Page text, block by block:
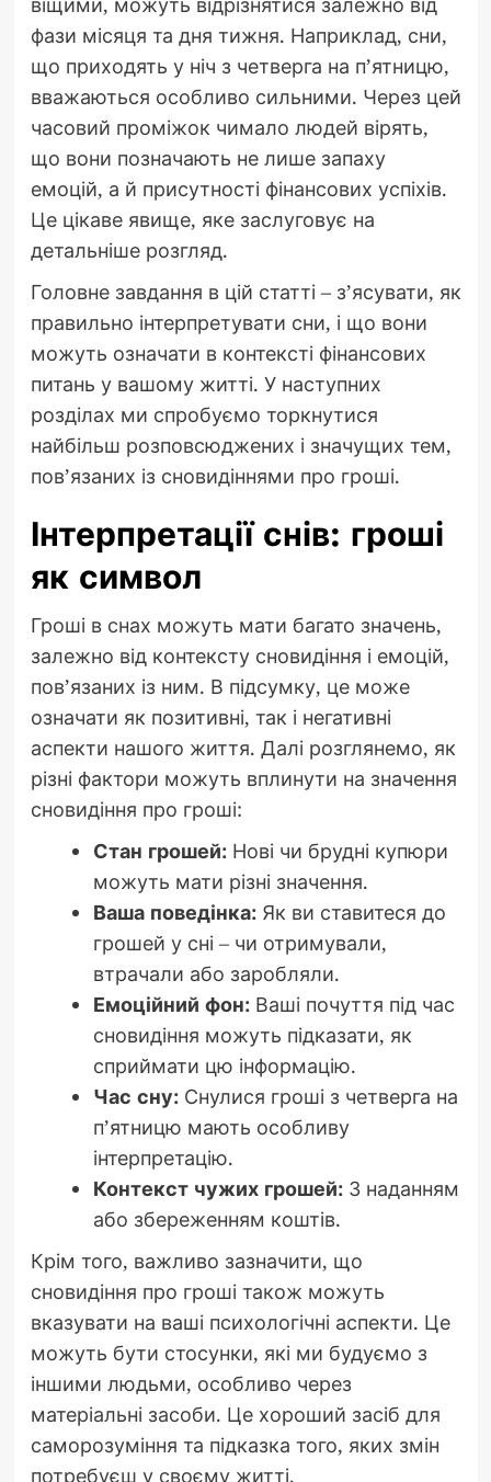
фази місяця та дня тижня. Наприклад, сни,
що приходять у ніч з четверга на п’ятницю,
вважаються особливо сильними. Через цей
часовий проміжок чимало людей вірять,
що вони позначають не лише запаху
емоцій, а й присутності фінансових успіхів.
Це цікаве явище, яке заслуговує на
детальніше розгляд.
Головне завдання в цій статті – з’ясувати, як
правильно інтерпретувати сни, і що вони
можуть означати в контексті фінансових
питань у вашому житті. У наступних
розділах ми спробуємо торкнутися
найбільш розповсюджених і значущих тем,
пов’язаних із сновидіннями про гроші.
Інтерпретації снів: гроші
як символ
Гроші в снах можуть мати багато значень,
залежно від контексту сновидіння і емоцій,
пов’язаних із ним. В підсумку, це може
означати як позитивні, так і негативні
аспекти нашого життя. Далі розглянемо, як
різні фактори можуть вплинути на значення
сновидіння про гроші:
Стан грошей:Нові чи брудні купюри
можуть мати різні значення.
Ваша поведінка:Як ви ставитеся до
грошей у сні – чи отримували,
втрачали або заробляли.
Емоційний фон:Ваші почуття під час
сновидіння можуть підказати, як
сприймати цю інформацію.
Час сну:Снулися гроші з четверга на
п’ятницю мають особливу
інтерпретацію.
Контекст чужих грошей:З наданням
або збереженням коштів.
Крім того, важливо зазначити, що
сновидіння про гроші також можуть
вказувати на ваші психологічні аспекти. Це
можуть бути стосунки, які ми будуємо з
іншими людьми, особливо через
матеріальні засоби. Це хороший засіб для
саморозуміння та підказка того, яких змін
потребуєш у своєму житті.